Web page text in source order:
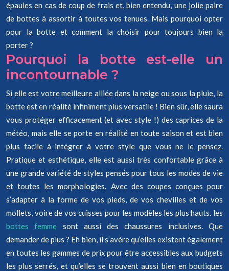
épaules en cas de coup de frais et, bien entendu, une jolie paire
de bottes à assortir à toutes vos tenues. Mais pourquoi opter
pour la botte et comment la choisir pour toujours bien la
porter ?
Pourquoi la botte est-elle un
incontournable ?
Si elle est votre meilleure alliée dans la neige ou sous la pluie, la
botte est en réalité infiniment plus versatile ! Bien sûr, elle saura
vous protéger efficacement (et avec style !) des caprices de la
météo, mais elle se porte en réalité en toute saison et est bien
plus facile à intégrer à votre style que vous ne le pensez.
Pratique et esthétique, elle est aussi très confortable grâce à
une grande variété de styles pensés pour tous les modes de vie
et toutes les morphologies. Avec des coupes conçues pour
s’adapter à la forme de vos pieds, de vos chevilles et de vos
mollets, voire de vos cuisses pour les modèles les plus hauts. les
bottes femme sont aussi des chaussures inclusives. Que
demander de plus ? Eh bien, il s’avère qu’elles existent également
en toutes les gammes de prix pour être accessibles aux budgets
les plus serrés, et qu’elles se trouvent aussi bien en boutiques